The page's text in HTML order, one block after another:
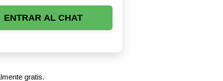
ENTRAR AL CHAT
gratis.